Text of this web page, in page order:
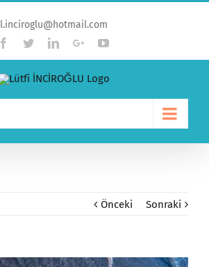
l.inciroglu@hotmail.com
Facebook
TwitterLinkedinGoogle+YouTube
Önceki Sonraki